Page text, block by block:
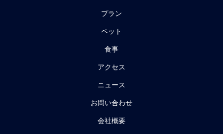
プラン
ペット
食事
アクセス
ニュース
お問い合わせ
会社概要